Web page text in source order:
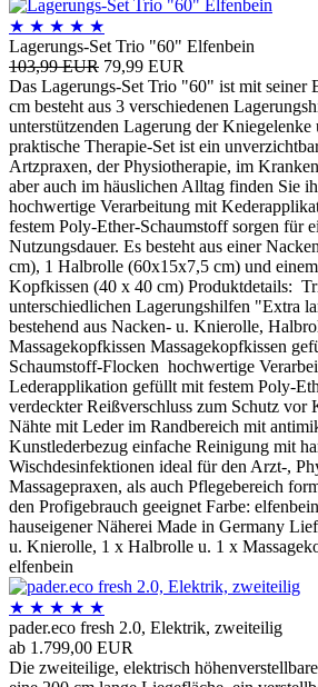
★ ★ ★ ★ ★
Lagerungs-Set Trio "60" Elfenbein
103,99 EUR 79,99 EUR
Das Lagerungs-Set Trio "60" ist mit seiner
cm besteht aus 3 verschiedenen
unterstützenden Lagerung der Kniegelenke
praktische Therapie-Set ist ein
Artzpraxen, der Physiotherapie, im
aber auch im häuslichen Alltag finden Sie
hochwertige Verarbeitung mit
festem Poly-Ether-Schaumstoff sorgen für
Nutzungsdauer. Es besteht aus einer
cm), 1 Halbrolle (60x15x7,5 cm) und
Kopfkissen (40 x 40 cm) Produktdetails:
unterschiedlichen Lagerungshilfen "Extra
bestehend aus Nacken- u. Knierolle,
Massagekopfkissen Massagekopfkissen
Schaumstoff-Flocken hochwertige
Lederapplikation gefüllt mit festem Poly-
verdeckter Reißverschluss zum Schutz vor
Nähte mit Leder im Randbereich mit
Kunstlederbezug einfache Reinigung mit
Wischdesinfektionen ideal für den Arzt-,
Massagepraxen, als auch Pflegebereich
den Profigebrauch geeignet Farbe:
hauseigener Näherei Made in Germany
u. Knierolle, 1 x Halbrolle u. 1 x
elfenbein
★ ★ ★ ★ ★
pader.eco fresh 2.0, Elektrik, zweiteilig
ab 1.799,00 EUR
Die zweiteilige, elektrisch